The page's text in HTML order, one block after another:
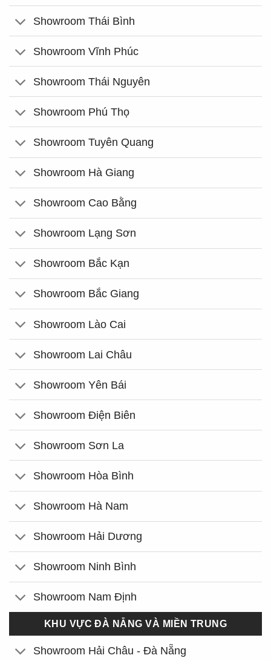
Showroom Thái Bình
Showroom Vĩnh Phúc
Showroom Thái Nguyên
Showroom Phú Thọ
Showroom Tuyên Quang
Showroom Hà Giang
Showroom Cao Bằng
Showroom Lạng Sơn
Showroom Bắc Kạn
Showroom Bắc Giang
Showroom Lào Cai
Showroom Lai Châu
Showroom Yên Bái
Showroom Điện Biên
Showroom Sơn La
Showroom Hòa Bình
Showroom Hà Nam
Showroom Hải Dương
Showroom Ninh Bình
Showroom Nam Định
KHU VỰC ĐÀ NẴNG VÀ MIỀN TRUNG
Showroom Hải Châu - Đà Nẵng